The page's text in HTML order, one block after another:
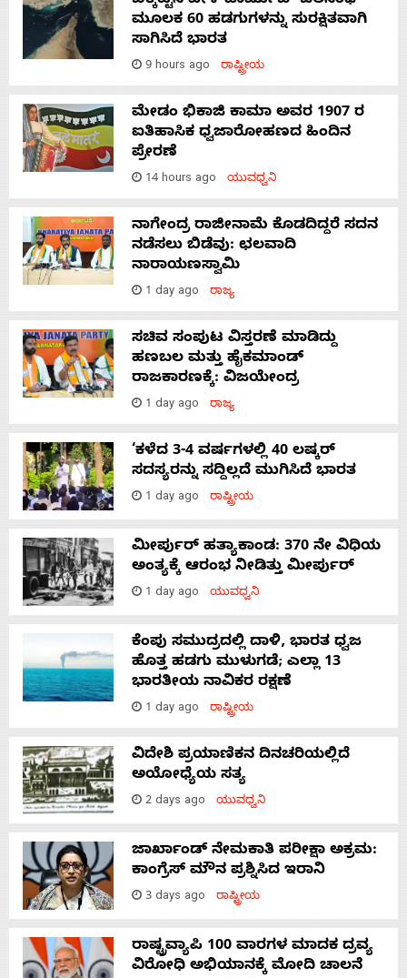
ಮೂಲಕ 60 ಹಡಗುಗಳನ್ನು ಸುರಕ್ಷಿತವಾಗಿ
ಸಾಗಿಸಿದೆ ಭಾರತ
9 hours ago ರಾಷ್ಟ್ರೀಯ
ಮೇಡಂ ಭಿಕಾಜಿ ಕಾಮಾ ಅವರ 1907 ರ
ಐತಿಹಾಸಿಕ ಧ್ವಜಾರೋಹಣದ ಹಿಂದಿನ
ಪ್ರೇರಣೆ
14 hours ago ಯುವಧ್ವನಿ
ನಾಗೇಂದ್ರ ರಾಜೀನಾಮೆ ಕೊಡದಿದ್ದರೆ ಸದನ
ನಡೆಸಲು ಬಿಡೆವು: ಛಲವಾದಿ
ನಾರಾಯಣಸ್ವಾಮಿ
1 day ago ರಾಜ್ಯ
ಸಚಿವ ಸಂಪುಟ ವಿಸ್ತರಣೆ ಮಾಡಿದ್ದು
ಹಣಬಲ ಮತ್ತು ಹೈಕಮಾಂಡ್
ರಾಜಕಾರಣಕ್ಕೆ: ವಿಜಯೇಂದ್ರ
1 day ago ರಾಜ್ಯ
‘ಕಳೆದ 3-4 ವರ್ಷಗಳಲ್ಲಿ 40 ಲಷ್ಕರ್
ಸದಸ್ಯರನ್ನು ಸದ್ದಿಲ್ಲದೆ ಮುಗಿಸಿದೆ ಭಾರತ
1 day ago ರಾಷ್ಟ್ರೀಯ
ಮೀರ್ಪುರ್ ಹತ್ಯಾಕಾಂಡ: 370 ನೇ ವಿಧಿಯ
ಅಂತ್ಯಕ್ಕೆ ಆರಂಭ ನೀಡಿತ್ತು ಮೀರ್ಪುರ್
1 day ago ಯುವಧ್ವನಿ
ಕೆಂಪು ಸಮುದ್ರದಲ್ಲಿ ದಾಳಿ, ಭಾರತ ಧ್ವಜ
ಹೊತ್ತ ಹಡಗು ಮುಳುಗಡೆ; ಎಲ್ಲಾ 13
ಭಾರತೀಯ ನಾವಿಕರ ರಕ್ಷಣೆ
1 day ago ರಾಷ್ಟ್ರೀಯ
ವಿದೇಶಿ ಪ್ರಯಾಣಿಕನ ದಿನಚರಿಯಲ್ಲಿದೆ
ಅಯೋಧ್ಯೆಯ ಸತ್ಯ
2 days ago ಯುವಧ್ವನಿ
ಜಾರ್ಖಾಂಡ್‌ ನೇಮಕಾತಿ ಪರೀಕ್ಷಾ ಅಕ್ರಮ:
ಕಾಂಗ್ರೆಸ್‌ ಮೌನ ಪ್ರಶ್ನಿಸಿದ ಇರಾನಿ
3 days ago ರಾಷ್ಟ್ರೀಯ
ರಾಷ್ಟ್ರವ್ಯಾಪಿ 100 ವಾರಗಳ ಮಾದಕ ದ್ರವ್ಯ
ವಿರೋಧಿ ಅಭಿಯಾನಕ್ಕೆ ಮೋದಿ ಚಾಲನೆ